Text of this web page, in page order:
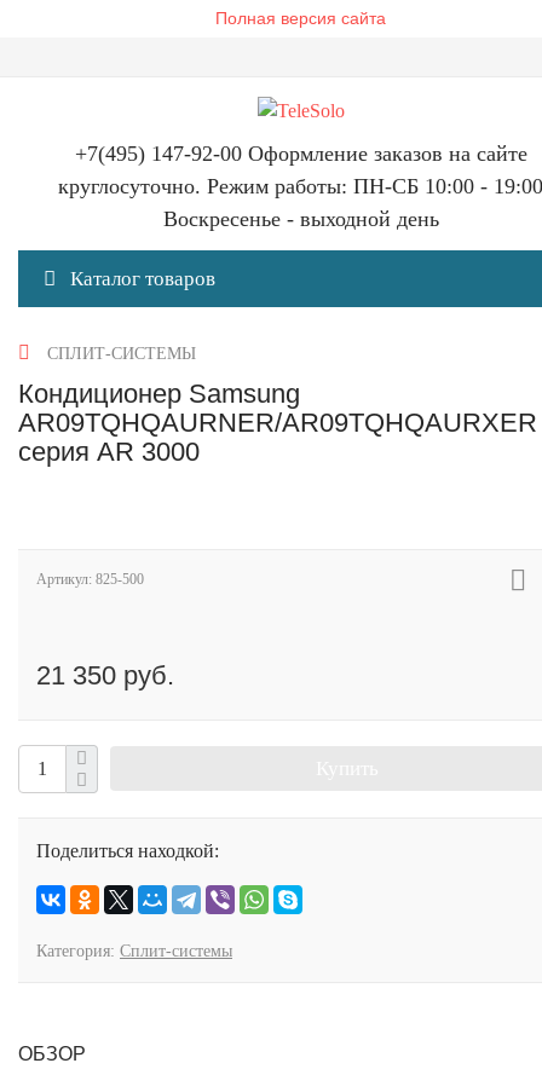
Полная версия сайта
+7(495) 147-92-00 Оформление заказов на сайте
круглосуточно. Режим работы: ПН-СБ 10:00 - 19:00
Воскресенье - выходной день
Каталог товаров
СПЛИТ-СИСТЕМЫ
Кондиционер Samsung
AR09TQHQAURNER/AR09TQHQAURXER
серия AR 3000
Артикул: 825-500
21 350 руб.
Поделиться находкой:
Категория: Сплит-системы
ОБЗОР